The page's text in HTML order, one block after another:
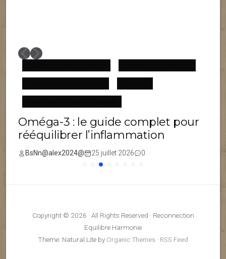
Oméga-3 : le guide complet pour
rééquilibrer l’inflammation
BsNn@alex2024@ 25 juillet 2026 0
Copyright © 2026 · All Rights Reserved · Reconnection
Equilibre Harmonie
Theme: Natural Lite by Organic Themes · RSS Feed